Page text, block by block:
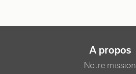
NAVIGATION PRINCIPALE
A propos
Notre mission